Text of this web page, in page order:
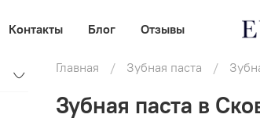
Контакты Блог Отзывы
Главная Зубная паста
Зубная паста в